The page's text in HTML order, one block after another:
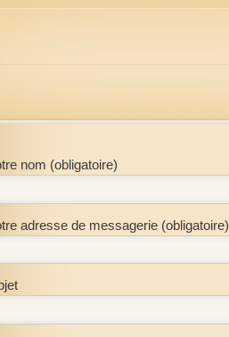
nom (obligatoire)
adresse de messagerie (obligatoire)